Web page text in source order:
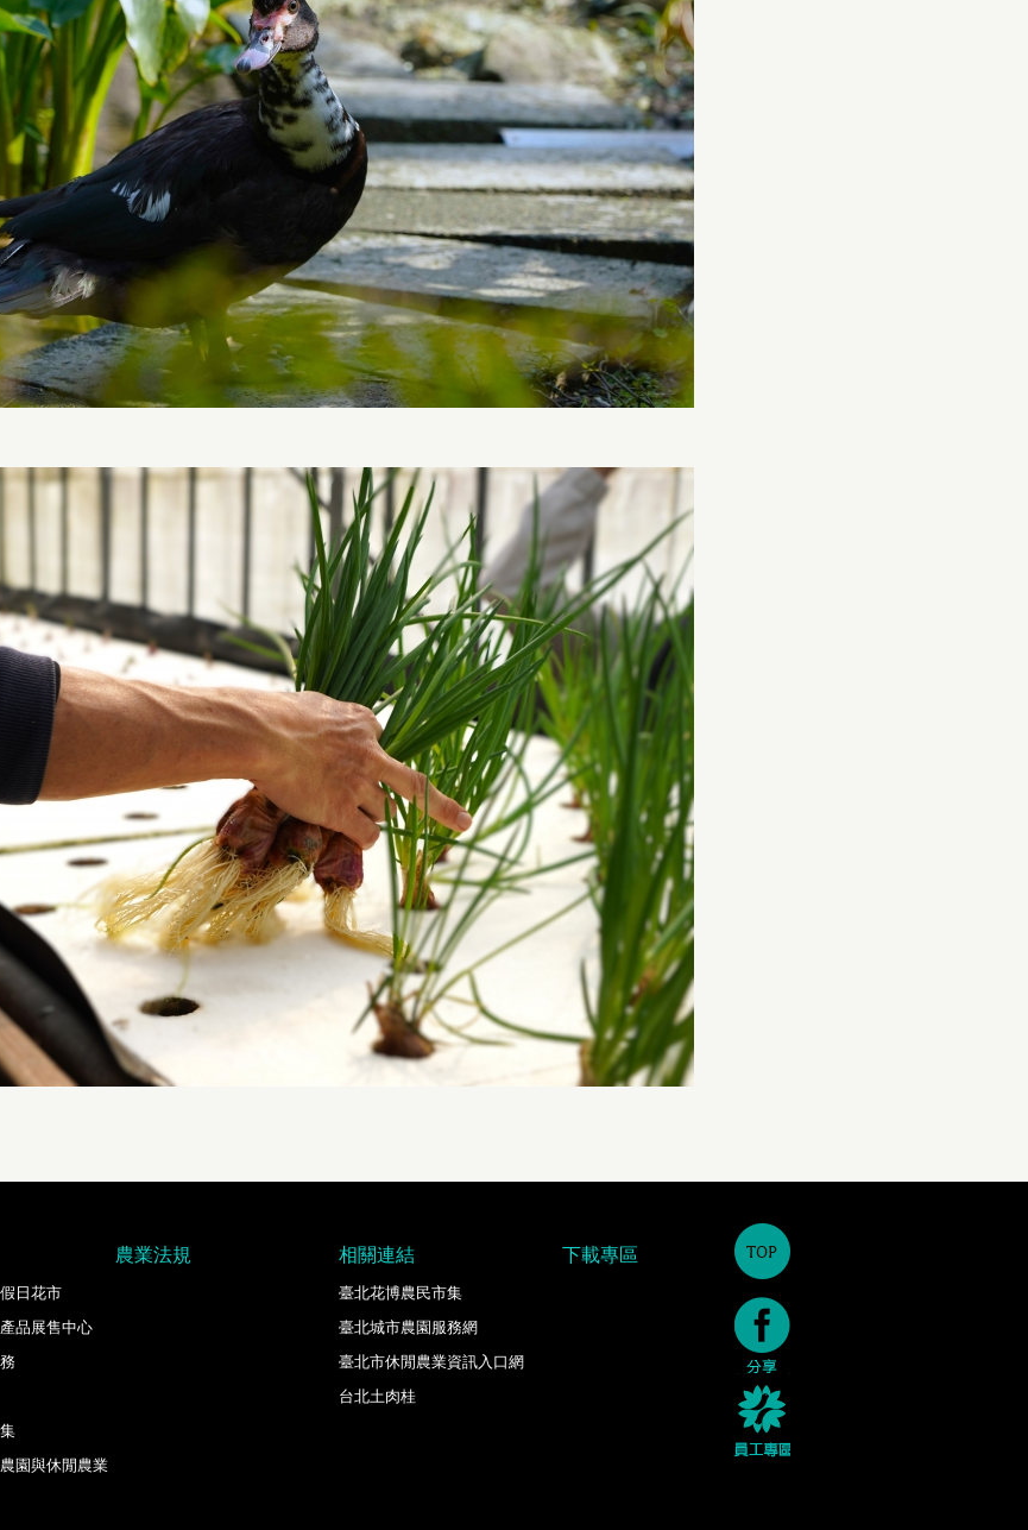
日花市
品展售中心
園與休閒農業
農業法規 相關連結
臺北花博農民市集
臺北城市農園服務網
臺北市休閒農業資訊入口網
台北土肉桂
下載專區